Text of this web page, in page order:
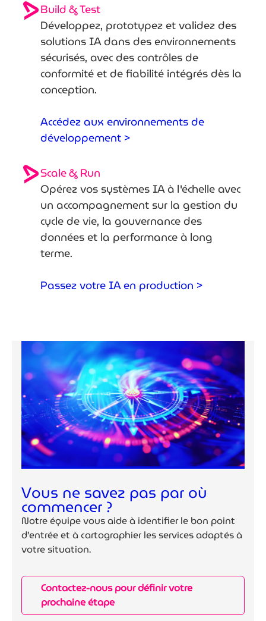
Build & Test
Développez, prototypez et validez des
solutions IA dans des environnements
sécurisés, avec des contrôles de
conformité et de fiabilité intégrés dès la
conception.
Accédez aux environnements de
développement >
Scale & Run
Opérez vos systèmes IA à l'échelle avec
un accompagnement sur la gestion du
cycle de vie, la gouvernance des
données et la performance à long
terme.
Passez votre IA en production >
Vous ne savez pas par où
commencer ?
Notre équipe vous aide à identifier le bon point
d’entrée et à cartographier les services adaptés à
votre situation.
Contactez-nous pour définir votre
prochaine étape